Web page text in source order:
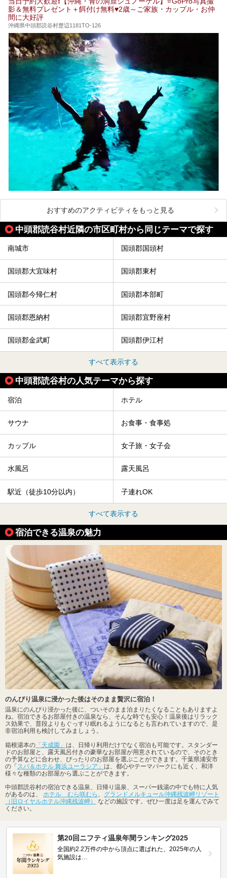
めぐりの参考にされてみて下さい！
影＆無料プレゼント＋餌付け無料♥️2歳～ご家族・カップル・お仲
間に大好評
沖縄県中頭郡読谷村楚辺1181TO-126
おすすめのアクティビティをもっと見る
中頭郡読谷村近隣の市区町村から同じテーマで探す
南城市 国頭郡国頭村
国頭郡大宜味村 国頭郡東村
国頭郡今帰仁村 国頭郡本部町
国頭郡恩納村 国頭郡宜野座村
国頭郡金武町 国頭郡伊江村
すべて表示する
中頭郡読谷村の人気テーマから探す
宿泊 ホテル
サウナ お食事・食事処
カップル 女子旅・女子会
水風呂 露天風呂
駅近（徒歩10分以内） 子連れOK
すべて表示する
宿泊できる温泉の魅力
のんびり温泉に浸かった後はそのまま贅沢に宿泊！
温泉にのんびり浸かった後に、ついそのまま泊まりたくなることもありますよ
ね。宿泊できるお部屋付きの温泉なら、そんな時でも安心！温泉後はリラック
ス効果で、普段よりもぐっすり眠れるようになるとも言われていますので、是
非宿泊利用も検討してみましょう。
箱根湯本の 「天成園」 は、日帰り利用だけでなく宿泊も可能です。スタンダー
ドのお部屋と、露天風呂付きの豪華なお部屋が用意されているので、そのとき
の予算などに合わせ、ぴったりのお部屋を選ぶことができます。千葉県浦安市
の「 スパ＆ホテル 舞浜ユーラシア」 は、都心やテーマパークにも近く、和洋
様々な種類のお部屋から選ぶことができます。
中頭郡読谷村の宿泊できる温泉、日帰り温泉、スーパー銭湯の中でも特に人気
があるのは、 ホテル むら咲むら
グランドメルキュール沖縄残波岬リゾート
（旧ロイヤルホテル沖縄残波岬）
などの施設です。ぜひ一度は足を運んでみて
ください。
第20回ニフティ温泉年間ランキング2025
全国約2.2万件の中から頂点に選ばれた、2025年の人
気施設は…